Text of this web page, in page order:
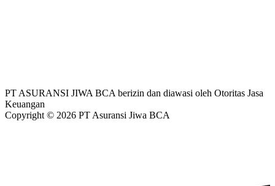
PT ASURANSI JIWA BCA berizin dan diawasi oleh Otoritas Jasa
Keuangan
Copyright © 2026 PT Asuransi Jiwa BCA